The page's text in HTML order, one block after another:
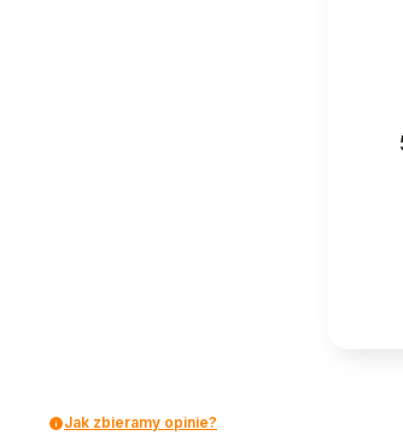
Jak zbieramy opinie?